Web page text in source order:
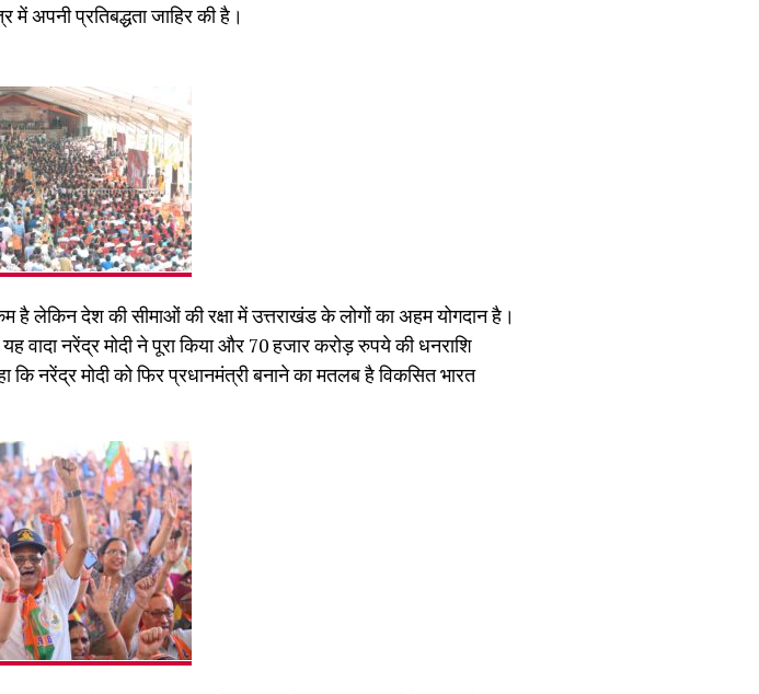
अपनी प्रतिबद्धता जाहिर की है।
है लेकिन देश की सीमाओं की रक्षा में उत्तराखंड के लोगों का अहम योगदान है।
वादा नरेंद्र मोदी ने पूरा किया और 70 हजार करोड़ रुपये की धनराशि
नरेंद्र मोदी को फिर प्रधानमंत्री बनाने का मतलब है विकसित भारत